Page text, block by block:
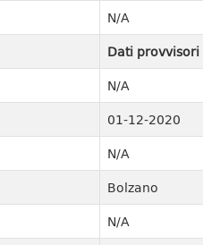
N/A
Dati provvisori
N/A
01-12-2020
N/A
Bolzano
N/A